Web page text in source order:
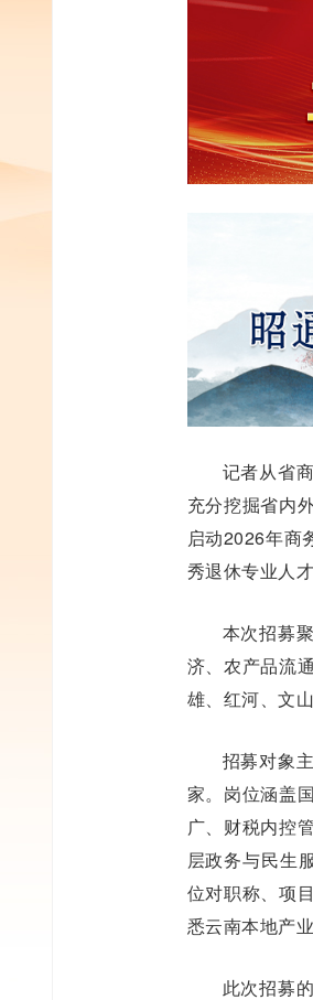
记者从省
充分挖掘省内
启动2026年商
秀退休专业人
本次招募
济、农产品流
雄、红河、文
招募对象
家。岗位涵盖
广、财税内控
层政务与民生
位对职称、项
悉云南本地产
此次招募